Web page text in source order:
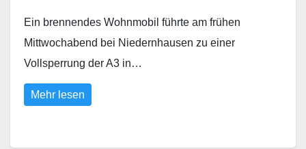
Ein brennendes Wohnmobil führte am frühen
Mittwochabend bei Niedernhausen zu einer
Vollsperrung der A3 in…
Mehr lesen